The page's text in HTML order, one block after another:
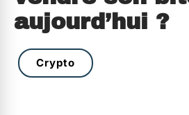
aujourd’hui ?
Crypto